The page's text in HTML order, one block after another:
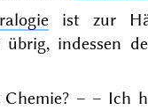
ist zur
übrig, indessen
Chemie? – – Ich